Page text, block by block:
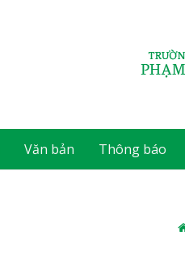
Văn bản Thông báo